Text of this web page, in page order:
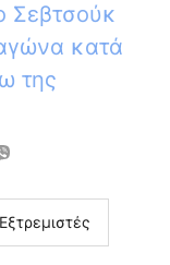
Σεβτσούκ
κατά
της
Εξτρεμιστές